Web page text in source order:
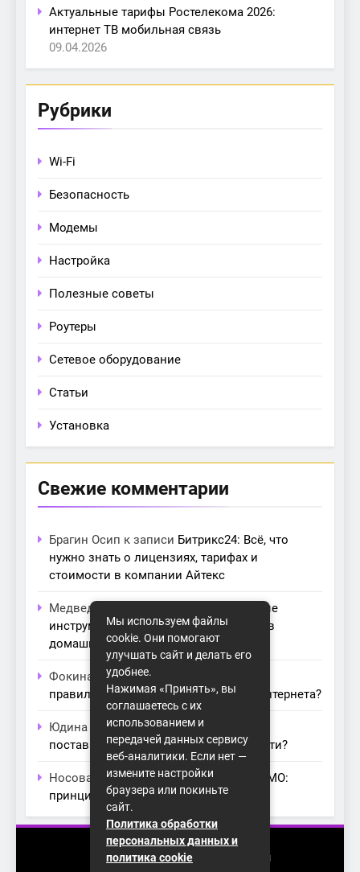
Актуальные тарифы Ростелекома 2026:
интернет ТВ мобильная связь
09.04.2026
Рубрики
Wi-Fi
Безопасность
Модемы
Настройка
Полезные советы
Роутеры
Сетевое оборудование
Статьи
Установка
Свежие комментарии
Брагин Осип к записи Битрикс24: Всё, что
нужно знать о лицензиях, тарифах и
стоимости в компании Айтекс
Медведева Амалия
Основные
инструменты для создания серверов в
домашних условиях
Фокина Невак записи
правильный модем для домашнего интернета?
Юдина Ивонак записиПроблемы с
поставщиками интернета: как их обойти?
Носова Агатак записиТехнология MIMO:
принципы работы и её преимущества
2026 (с) https://homenet-spb.ru
Мы используем файлы
cookie. Они помогают
улучшать сайт и делать его
удобнее.
Нажимая «Принять», вы
соглашаетесь с их
использованием и
передачей данных сервису
веб-аналитики. Если нет —
измените настройки
браузера или покиньте
сайт.
Политика обработки
персональных данных и
политика cookie